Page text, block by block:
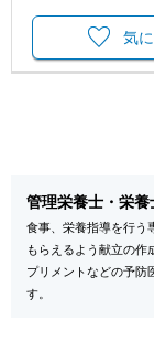
気
管理栄養士・栄養
食事、栄養指導を行う
もらえるよう献立の作
プリメントなどの予防
す。